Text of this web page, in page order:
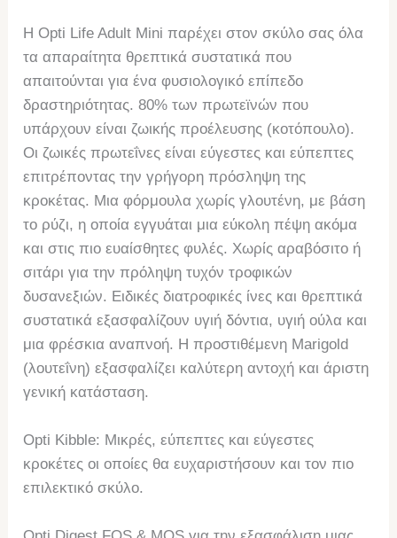
Η Opti Life Adult Mini παρέχει στον σκύλο σας όλα
τα απαραίτητα θρεπτικά συστατικά που
απαιτούνται για ένα φυσιολογικό επίπεδο
δραστηριότητας. 80% των πρωτεϊνών που
υπάρχουν είναι ζωικής προέλευσης (κοτόπουλο).
Οι ζωικές πρωτεΐνες είναι εύγεστες και εύπεπτες
επιτρέποντας την γρήγορη πρόσληψη της
κροκέτας. Μια φόρμουλα χωρίς γλουτένη, με βάση
το ρύζι, η οποία εγγυάται μια εύκολη πέψη ακόμα
και στις πιο ευαίσθητες φυλές. Χωρίς αραβόσιτο ή
σιτάρι για την πρόληψη τυχόν τροφικών
δυσανεξιών. Ειδικές διατροφικές ίνες και θρεπτικά
συστατικά εξασφαλίζουν υγιή δόντια, υγιή ούλα και
μια φρέσκια αναπνοή. Η προστιθέμενη Marigold
(λουτεΐνη) εξασφαλίζει καλύτερη αντοχή και άριστη
γενική κατάσταση.
Opti Kibble: Μικρές, εύπεπτες και εύγεστες
κροκέτες οι οποίες θα ευχαριστήσουν και τον πιο
επιλεκτικό σκύλο.